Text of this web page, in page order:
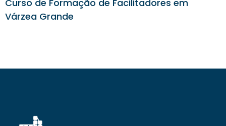
Curso de Formação de Facilitadores em
Várzea Grande